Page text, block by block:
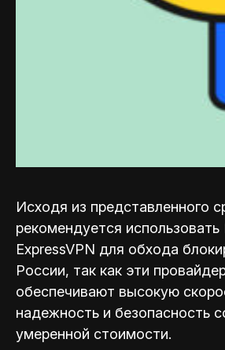
Исходя из представленного
рекомендуется
ExpressVPN для обхода
России, так как эти
обеспечивают высокую
надежность и безопасность
умеренной стоимости.